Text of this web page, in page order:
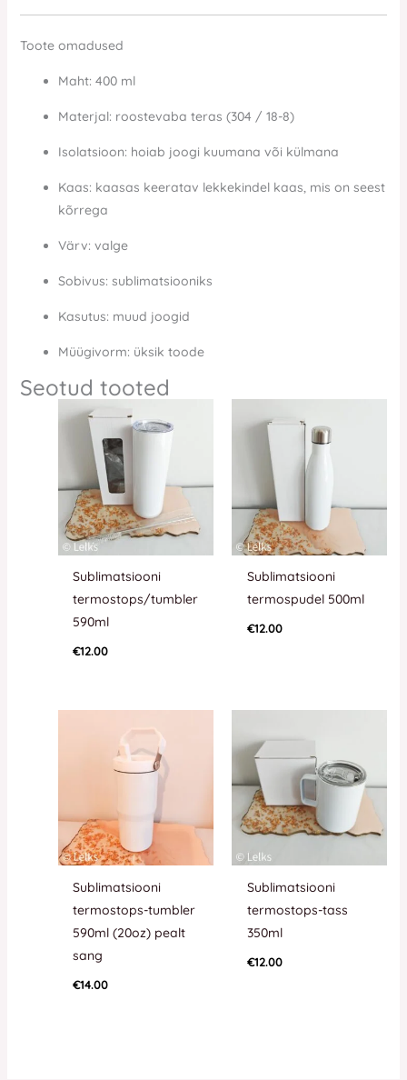
Toote omadused
Maht: 400 ml
Materjal: roostevaba teras (304 / 18-8)
Isolatsioon: hoiab joogi kuumana või külmana
Kaas: kaasas keeratav lekkekindel kaas, mis on seest
kõrrega
Värv: valge
Sobivus: sublimatsiooniks
Kasutus: muud joogid
Müügivorm: üksik toode
Seotud tooted
Sublimatsiooni
termostops/tumbler
590ml
€12.00
Sublimatsiooni
termospudel 500ml
€12.00
Sublimatsiooni
termostops-tumbler
590ml (20oz) pealt
sang
€14.00
Sublimatsiooni
termostops-tass
350ml
€12.00